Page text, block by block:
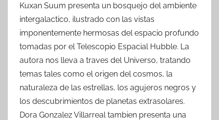
Kuxan Suum presenta un bosquejo del ambiente
intergalactico, ilustrado con las vistas
imponentemente hermosas del espacio profundo
tomadas por el Telescopio Espacial Hubble. La
autora nos lleva a traves del Universo, tratando
temas tales como el origen del cosmos, la
naturaleza de las estrellas, los agujeros negros y
los descubrimientos de planetas extrasolares.
Dora Gonzalez Villarreal tambien presenta una